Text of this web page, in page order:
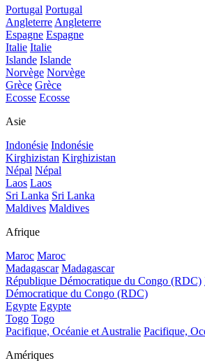
Portugal Portugal
AngleterreAngleterre
Espagne Espagne
Italie Italie
Islande Islande
Norvège Norvège
Grèce Grèce
Ecosse Ecosse
Asie
Indonésie Indonésie
Kirghizistan Kirghizistan
Népal Népal
Laos Laos
Sri Lanka Sri Lanka
Maldives Maldives
Afrique
Maroc Maroc
Madagascar Madagascar
République Démocratique du Congo (RDC)
Démocratique du Congo (RDC)
Egypte Egypte
Togo Togo
Pacifique, Océanie et Australie Pacifique,
Amériques